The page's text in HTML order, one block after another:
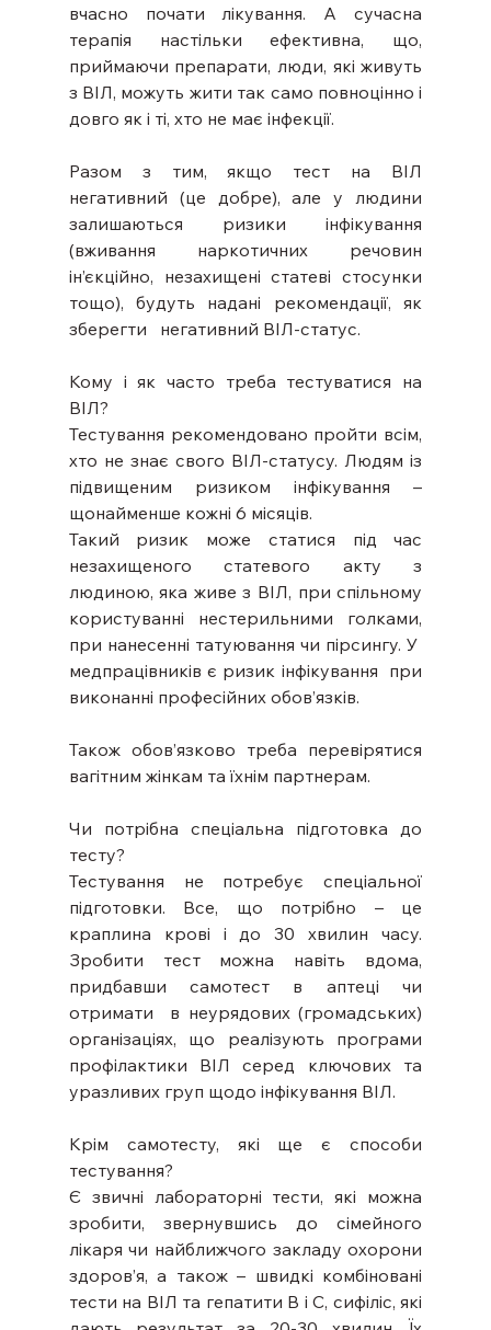
вчасно почати лікування. А сучасна
терапія настільки ефективна, що,
приймаючи препарати, люди, які живуть
з ВІЛ, можуть жити так само повноцінно і
довго як і ті, хто не має інфекції.
Разом з тим, якщо тест на ВІЛ
негативний (це добре), але у людини
залишаються ризики інфікування
(вживання наркотичних речовин
ін’єкційно, незахищені статеві стосунки
тощо), будуть надані рекомендації, як
зберегти   негативний ВІЛ-статус.
Кому і як часто треба тестуватися на
ВІЛ?
Тестування рекомендовано пройти всім,
хто не знає свого ВІЛ-статусу. Людям із
підвищеним ризиком інфікування –
щонайменше кожні 6 місяців.
Такий ризик може статися під час
незахищеного статевого акту з
людиною, яка живе з ВІЛ, при спільному
користуванні нестерильними голками,
при нанесенні татуювання чи пірсингу. У
медпрацівників є ризик інфікування  при
виконанні професійних обов’язків.
Також обов’язково треба перевірятися
вагітним жінкам та їхнім партнерам.
Чи потрібна спеціальна підготовка до
тесту?
Тестування не потребує спеціальної
підготовки. Все, що потрібно – це
краплина крові і до 30 хвилин часу.
Зробити тест можна навіть вдома,
придбавши самотест в аптеці чи
отримати  в неурядових (громадських)
організаціях, що реалізують програми
профілактики ВІЛ серед ключових та
уразливих груп щодо інфікування ВІЛ.
Крім самотесту, які ще є способи
тестування?
Є звичні лабораторні тести, які можна
зробити, звернувшись до сімейного
лікаря чи найближчого закладу охорони
здоров’я, а також – швидкі комбіновані
тести на ВІЛ та гепатити В і С, сифіліс, які